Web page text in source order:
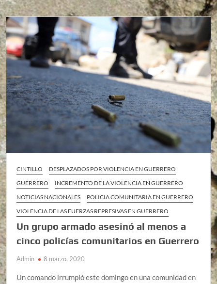
CINTILLO
DESPLAZADOS POR VIOLENCIA EN GUERRERO
GUERRERO
INCREMENTO DE LA VIOLENCIA EN GUERRERO
NOTICIAS NACIONALES
POLICIA COMUNITARIA EN GUERRERO
VIOLENCIA DE LAS FUERZAS REPRESIVAS EN GUERRERO
Un grupo armado asesinó al menos a
cinco policías comunitarios en Guerrero
Admin 8 marzo, 2020
Un comando irrumpió este domingo en una comunidad en